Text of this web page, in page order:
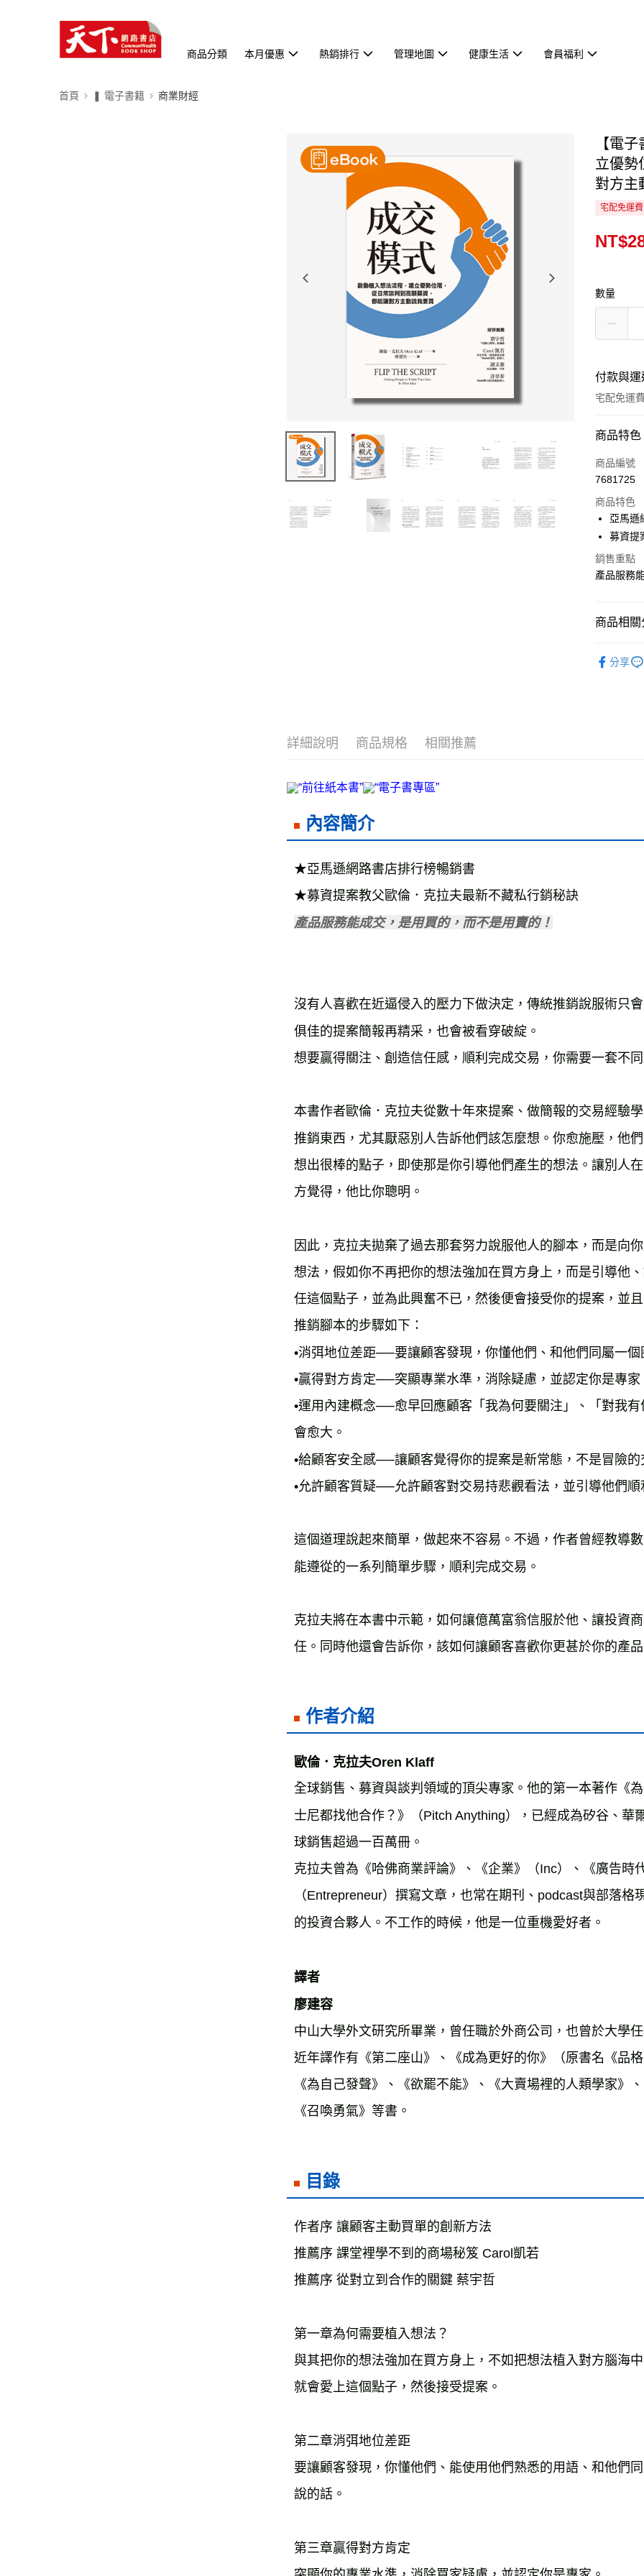
商品分類 本月優惠 熱銷排行 管理地圖 健康生活 會員福利
首頁 ❚ 電子書籍 商業財經
【電
立優勢
對方主
宅配免運費
數量
付款與運
宅配免運費
付款方式
信用卡一次
Apple Pay
街口支付
悠遊付
宅配
商品特色
商品編號
7681725
商品特色
亞馬遜
募資提
銷售重點
產品服務
商品相關
分享
詳細說明 商品規格 相關推薦
內容簡介
★亞馬遜網路書店排行榜暢銷書
★募資提案教父歐倫．克拉夫最新不藏私行銷秘訣
產品服務能成交，是用買的，而不是用賣的！
沒有人喜歡在近逼侵入的壓力下做決定，傳統推銷說服術只
俱佳的提案簡報再精采，也會被看穿破綻。
想要贏得關注、創造信任感，順利完成交易，你需要一套不
本書作者歐倫．克拉夫從數十年來提案、做簡報的交易經驗
推銷東西，尤其厭惡別人告訴他們該怎麼想。你愈施壓，他
想出很棒的點子，即使那是你引導他們產生的想法。讓別人
方覺得，他比你聰明。
因此，克拉夫拋棄了過去那套努力說服他人的腳本，而是向
想法，假如你不再把你的想法強加在買方身上，而是引導他
任這個點子，並為此興奮不已，然後便會接受你的提案，並
推銷腳本的步驟如下：
•消弭地位差距──要讓顧客發現，你懂他們、和他們同屬一個
•贏得對方肯定──突顯專業水準，消除疑慮，並認定你是專家
•運用內建概念──愈早回應顧客「我為何要關注」、「對我
會愈大。
•給顧客安全感──讓顧客覺得你的提案是新常態，不是冒險的
•允許顧客質疑──允許顧客對交易持悲觀看法，並引導他們順
這個道理說起來簡單，做起來不容易。不過，作者曾經教導
能遵從的一系列簡單步驟，順利完成交易。
克拉夫將在本書中示範，如何讓億萬富翁信服於他、讓投資
作者介紹
歐倫．克拉夫Oren Klaff
全球銷售、募資與談判領域的頂尖專家。他的第一本著作《
士尼都找他合作？》（Pitch Anything），已經成為矽谷、華
球銷售超過一百萬冊。
克拉夫曾為《哈佛商業評論》、《企業》（Inc）、《廣告時
（Entrepreneur）撰寫文章，也常在期刊、podcast與部落
的投資合夥人。不工作的時候，他是一位重機愛好者。
譯者
中山大學外文研究所畢業，曾任職於外商公司，也曾於大學
近年譯作有《第二座山》、《成為更好的你》（原書名《品
《為自己發聲》、《欲罷不能》、《大賣場裡的人類學家》
《召喚勇氣》等書。
目錄
作者序 讓顧客主動買單的創新方法
推薦序 課堂裡學不到的商場秘笈 Carol凱若
推薦序 從對立到合作的關鍵 蔡宇哲
第一章為何需要植入想法？
與其把你的想法強加在買方身上，不如把想法植入對方腦海
就會愛上這個點子，然後接受提案。
第二章消弭地位差距
要讓顧客發現，你懂他們、能使用他們熟悉的用語、和他們
說的話。
第三章贏得對方肯定